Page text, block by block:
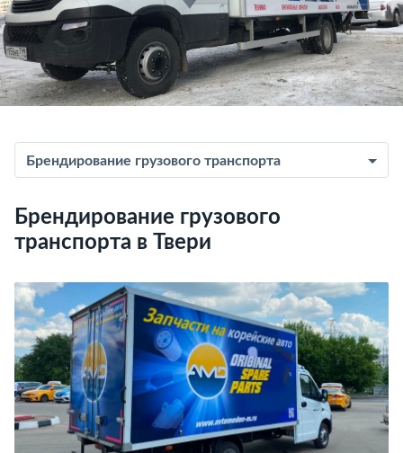
Брендирование грузового транспорта
Брендирование грузового
транспорта в Твери